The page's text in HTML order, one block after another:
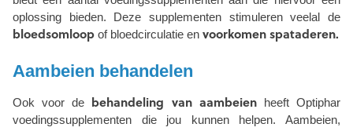
oplossing bieden. Deze supplementen stimuleren veelal de
bloedsomloop of bloedcirculatie en voorkomen spataderen.
Aambeien behandelen
Ook voor de behandeling van aambeienheeft Optiphar
voedingssupplementen die jou kunnen helpen. Aambeien,